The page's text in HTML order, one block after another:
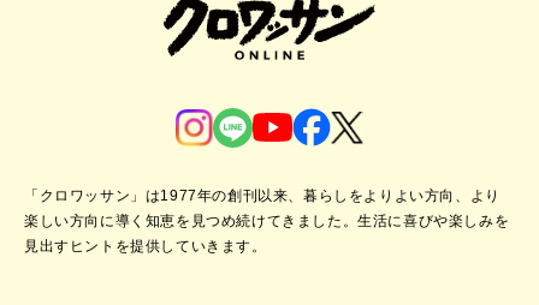
「クロワッサン」は1977年の創刊以来、暮らしをよりよい方向、より
楽しい方向に導く知恵を見つめ続けてきました。生活に喜びや楽しみを
見出すヒントを提供していきます。